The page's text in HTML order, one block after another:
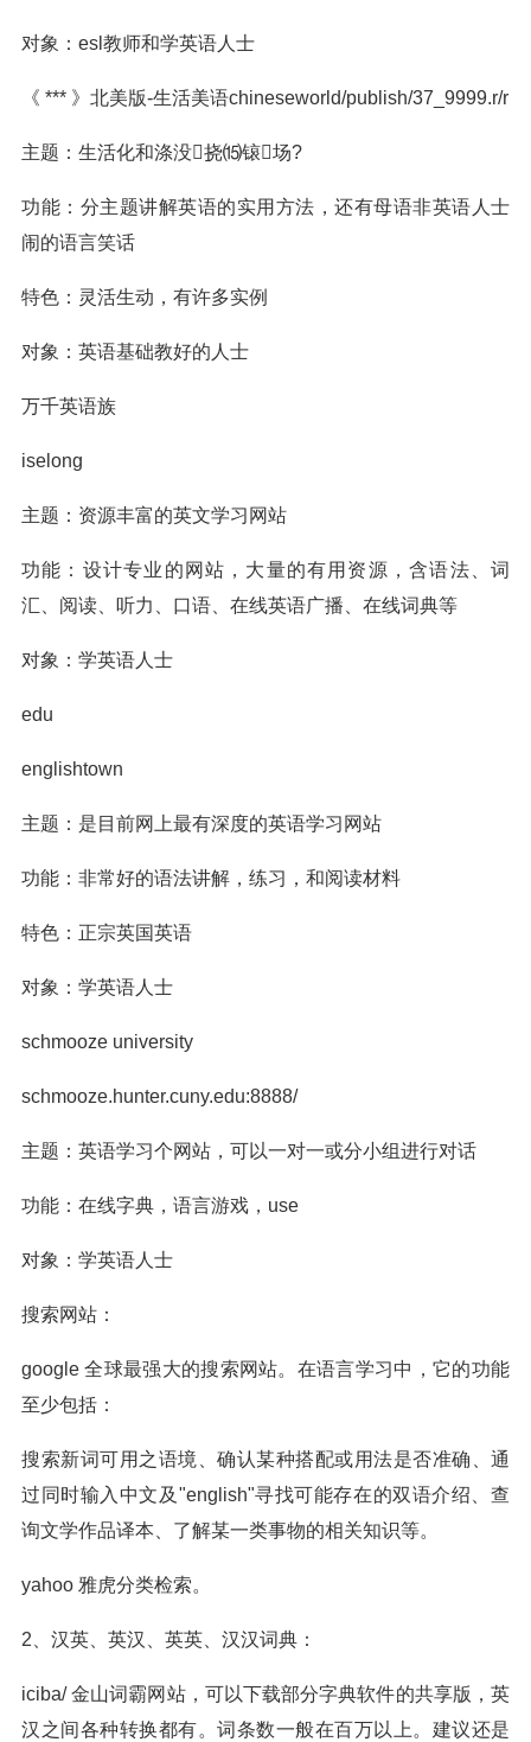
对象：esl教师和学英语人士
《 *** 》北美版-生活美语chineseworld/publish/37_9999.r/r
主题：生活化和涤没挠⒂锿场?
功能：分主题讲解英语的实用方法，还有母语非英语人士
闹的语言笑话
特色：灵活生动，有许多实例
对象：英语基础教好的人士
万千英语族
iselong
主题：资源丰富的英文学习网站
功能：设计专业的网站，大量的有用资源，含语法、词
汇、阅读、听力、口语、在线英语广播、在线词典等
对象：学英语人士
edu
englishtown
主题：是目前网上最有深度的英语学习网站
功能：非常好的语法讲解，练习，和阅读材料
特色：正宗英国英语
对象：学英语人士
schmooze university
schmooze.hunter.cuny.edu:8888/
主题：英语学习个网站，可以一对一或分小组进行对话
功能：在线字典，语言游戏，use
对象：学英语人士
搜索网站：
google 全球最强大的搜索网站。在语言学习中，它的功能
至少包括：
搜索新词可用之语境、确认某种搭配或用法是否准确、通
过同时输入中文及"english"寻找可能存在的双语介绍、查
询文学作品译本、了解某一类事物的相关知识等。
yahoo 雅虎分类检索。
2、汉英、英汉、英英、汉汉词典：
iciba/ 金山词霸网站，可以下载部分字典软件的共享版，英
汉之间各种转换都有。词条数一般在百万以上。建议还是